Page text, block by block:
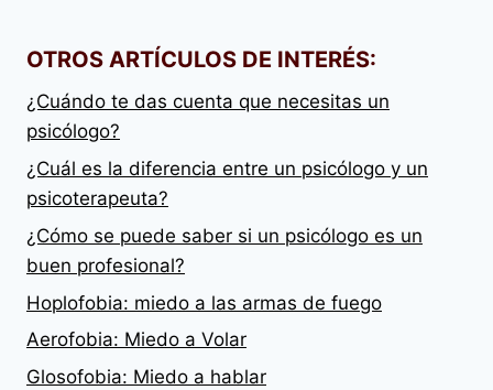
OTROS ARTÍCULOS DE INTERÉS:
¿Cuándo te das cuenta que necesitas un
psicólogo?
¿Cuál es la diferencia entre un psicólogo y un
psicoterapeuta?
¿Cómo se puede saber si un psicólogo es un
buen profesional?
Hoplofobia: miedo a las armas de fuego
Aerofobia: Miedo a Volar
Glosofobia: Miedo a hablar